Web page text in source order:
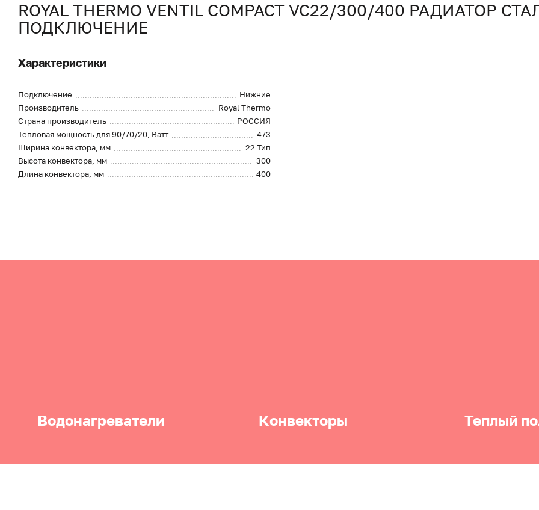
ROYAL THERMO VENTIL COMPACT VC22/300/400
ПОДКЛЮЧЕНИЕ
Характеристики
Подключение
Нижние
Производитель
Royal Thermo
Страна производитель
РОССИЯ
Тепловая мощность для 90/70/20, Ватт
473
Ширина конвектора, мм
22 Тип
Высота конвектора, мм
300
Длина конвектора, мм
400
Водонагреватели Конвекторы Теплый